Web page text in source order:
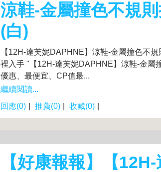
涼鞋-金屬撞色不規
(白)
【12H-達芙妮DAPHNE】涼鞋-金屬撞色不
裡入手 "【12H-達芙妮DAPHNE】涼鞋-金屬
優惠、最便宜、CP值最...
繼續閱讀...
回應(0)
推薦(0) 收藏(0)
【好康報報】【